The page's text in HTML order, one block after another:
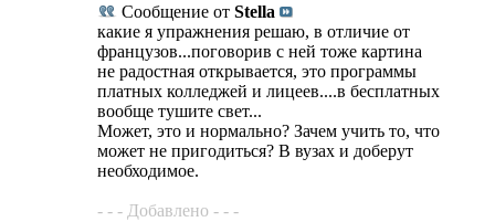
Сообщение от Stella
какие я упражнения решаю, в отличие от
французов...поговорив с ней тоже картина
не радостная открывается, это программы
платных колледжей и лицеев....в бесплатных
вообще тушите свет...
Может, это и нормально? Зачем учить то, что
может не пригодиться? В вузах и доберут
необходимое.
- - - Добавлено - - -